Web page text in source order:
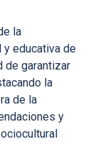
la
y educativa de
de garantizar
la
de la
y